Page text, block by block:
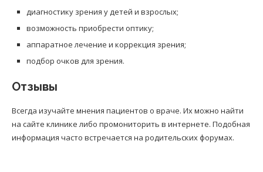
диагностику зрения у детей и взрослых;
возможность приобрести оптику;
аппаратное лечение и коррекция зрения;
подбор очков для зрения.
Отзывы
Всегда изучайте мнения пациентов о враче. Их можно найти
на сайте клинике либо промониторить в интернете. Подобная
информация часто встречается на родительских форумах.